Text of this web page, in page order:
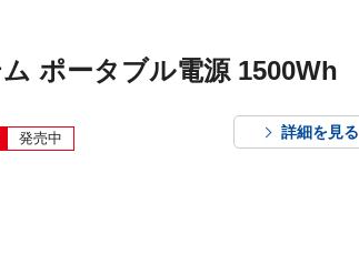
ポータブル電源 1500Wh
発売中 詳細を見る